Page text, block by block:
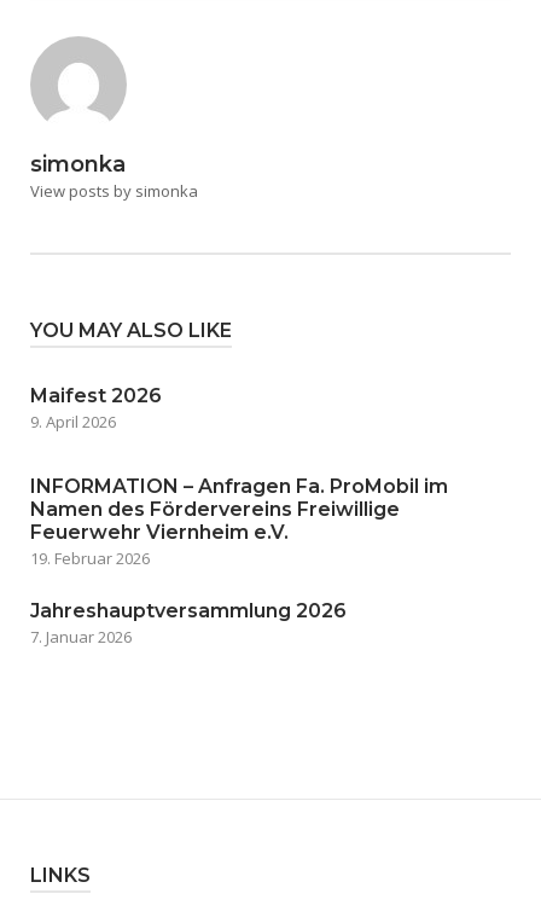
simonka
View posts by simonka
YOU MAY ALSO LIKE
Maifest 2026
9. April 2026
INFORMATION – Anfragen Fa. ProMobil im
Namen des Fördervereins Freiwillige
Feuerwehr Viernheim e.V.
19. Februar 2026
Jahreshauptversammlung 2026
7. Januar 2026
LINKS